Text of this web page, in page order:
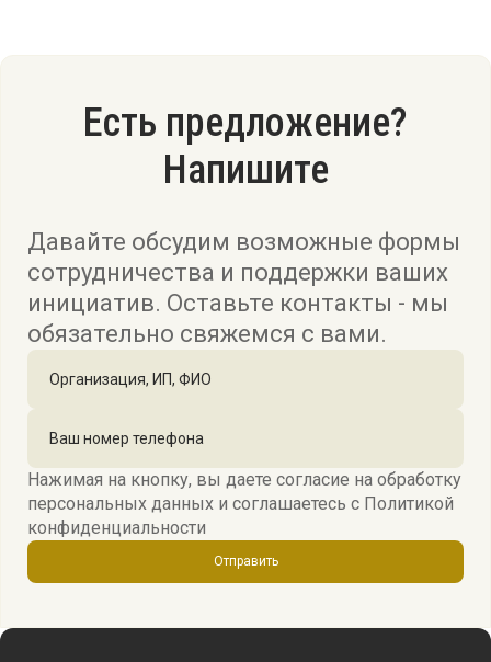
Есть предложение?
Напишите
Давайте обсудим возможные формы
сотрудничества и поддержки ваших
инициатив. Оставьте контакты - мы
обязательно свяжемся с вами.
Нажимая на кнопку, вы даете согласие на обработку
персональных данных и соглашаетесь c Политикой
конфиденциальности
Отправить